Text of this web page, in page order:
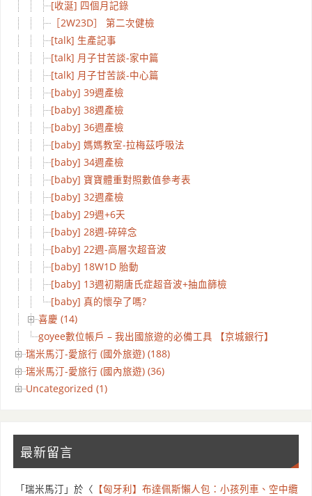
[收涎] 四個月記錄
［2W23D］ 第二次健檢
[talk] 生產記事
[talk] 月子甘苦談-家中篇
[talk] 月子甘苦談-中心篇
[baby] 39週產檢
[baby] 38週產檢
[baby] 36週產檢
[baby] 媽媽教室-拉梅茲呼吸法
[baby] 34週產檢
[baby] 寶寶體重對照數值參考表
[baby] 32週產檢
[baby] 29週+6天
[baby] 28週-碎碎念
[baby] 22週-高層次超音波
[baby] 18W1D 胎動
[baby] 13週初期唐氏症超音波+抽血篩檢
[baby] 真的懷孕了嗎?
喜慶 (14)
goyee數位帳戶 – 我出國旅遊的必備工具 【京城銀行】
瑞米馬汀-愛旅行 (國外旅遊) (188)
瑞米馬汀-愛旅行 (國內旅遊) (36)
Uncategorized (1)
最新留言
「瑞米馬汀 」於〈 【匈牙利】布達佩斯懶人包：小孩列車、空中纜